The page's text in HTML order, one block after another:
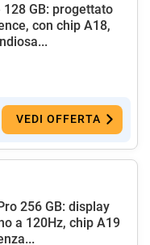
GB: progettato
con chip A18,
VEDI OFFERTA
256 GB: display
a 120Hz, chip A19